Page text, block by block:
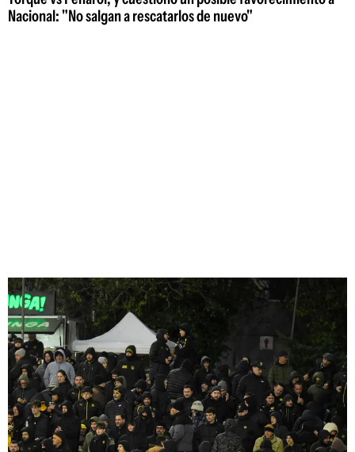
Nacional: "No salgan a rescatarlos de nuevo"